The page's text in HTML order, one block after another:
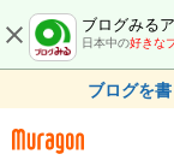
ブログみる
日本中の好きな
ブログを